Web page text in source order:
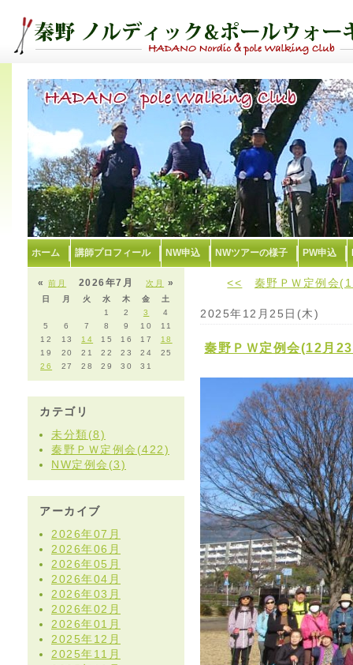
ホーム 講師プロフィール NW申込 NWツアーの様子 PW申込
«前月 次月 »
2026年7月
日 月 火 水 木 金
土
1
2 3
4
5
6 7 8 9 10
11
12
13 14 15 16 17
18
19
20 21 22 23 24
25
26
27 28 29 30 31
カテゴリ
未分類(8)
秦野ＰＷ定例会(422)
NW定例会(3)
アーカイブ
2026年07月
2026年06月
2026年05月
2026年04月
2026年03月
2026年02月
2026年01月
2025年12月
2025年11月
<< 秦野ＰＷ定例会
2025年12月25日(木)
秦野ＰＷ定例会(12月